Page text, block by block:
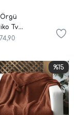
Tv
Koltuk
%15